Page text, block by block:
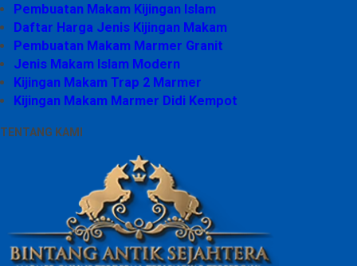
Pembuatan Makam Kijingan Islam
Daftar Harga Jenis Kijingan Makam
Pembuatan Makam Marmer Granit
Jenis Makam Islam Modern
Kijingan Makam Trap 2 Marmer
Kijingan Makam Marmer Didi Kempot
TENTANG KAMI